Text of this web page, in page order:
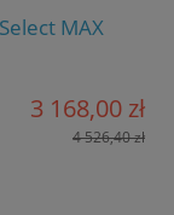
MAX
3 168,00 zł
4 526,40 zł